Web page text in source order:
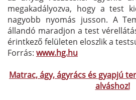
megakadályozva, hogy a test
nagyobb nyomás jusson. A
állandó maradjon a test
érintkező felületen eloszlik a
Forrás: www.hg.hu
Matrac, ágy, ágyrács és gyapjú
alváshoz!